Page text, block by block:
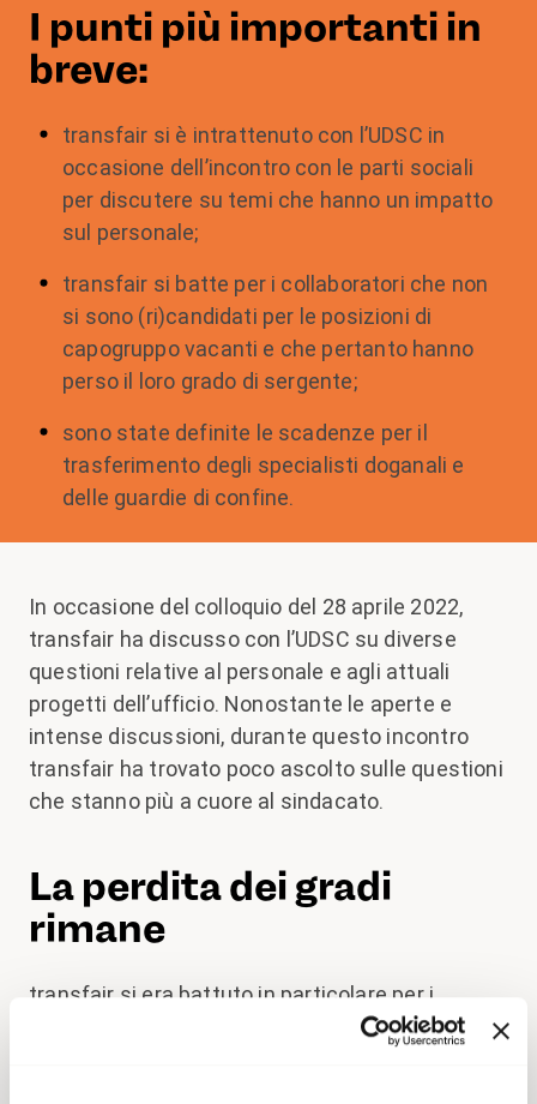
I punti più importanti in
breve:
transfair si è intrattenuto con l’UDSC in
occasione dell’incontro con le parti sociali
per discutere su temi che hanno un impatto
sul personale;
transfair si batte per i collaboratori che non
si sono (ri)candidati per le posizioni di
capogruppo vacanti e che pertanto hanno
perso il loro grado di sergente;
sono state definite le scadenze per il
trasferimento degli specialisti doganali e
delle guardie di confine.
In occasione del colloquio del 28 aprile 2022,
transfair ha discusso con l’UDSC su diverse
questioni relative al personale e agli attuali
progetti dell’ufficio. Nonostante le aperte e
intense discussioni, durante questo incontro
transfair ha trovato poco ascolto sulle questioni
che stanno più a cuore al sindacato.
La perdita dei gradi
rimane
transfair si era battuto in particolare per i
collaboratori che avevano deciso di non